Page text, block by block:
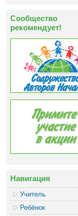
Сообщество
рекомендует!
Навигация
Учитель
Ребёнок